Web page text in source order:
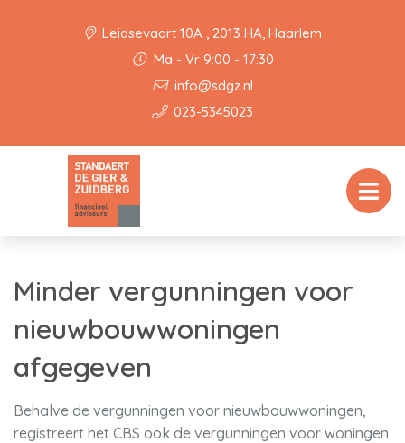
Leidsevaart 10A , 2013 HA, Haarlem
Ma - Vr 9:00 - 17:30
info@sdgz.nl
023-5345023
Minder vergunningen voor
nieuwbouwwoningen
afgegeven
Behalve de vergunningen voor nieuwbouwwoningen,
registreert het CBS ook de vergunningen voor woningen